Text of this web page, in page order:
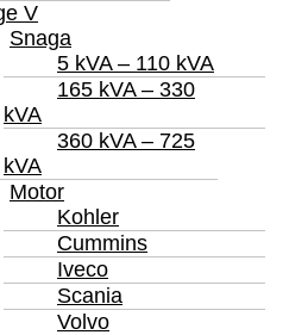
V
Snaga
5 kVA – 110 kVA
165 kVA – 330
kVA
360 kVA – 725
kVA
Motor
Kohler
Cummins
Iveco
Scania
Volvo